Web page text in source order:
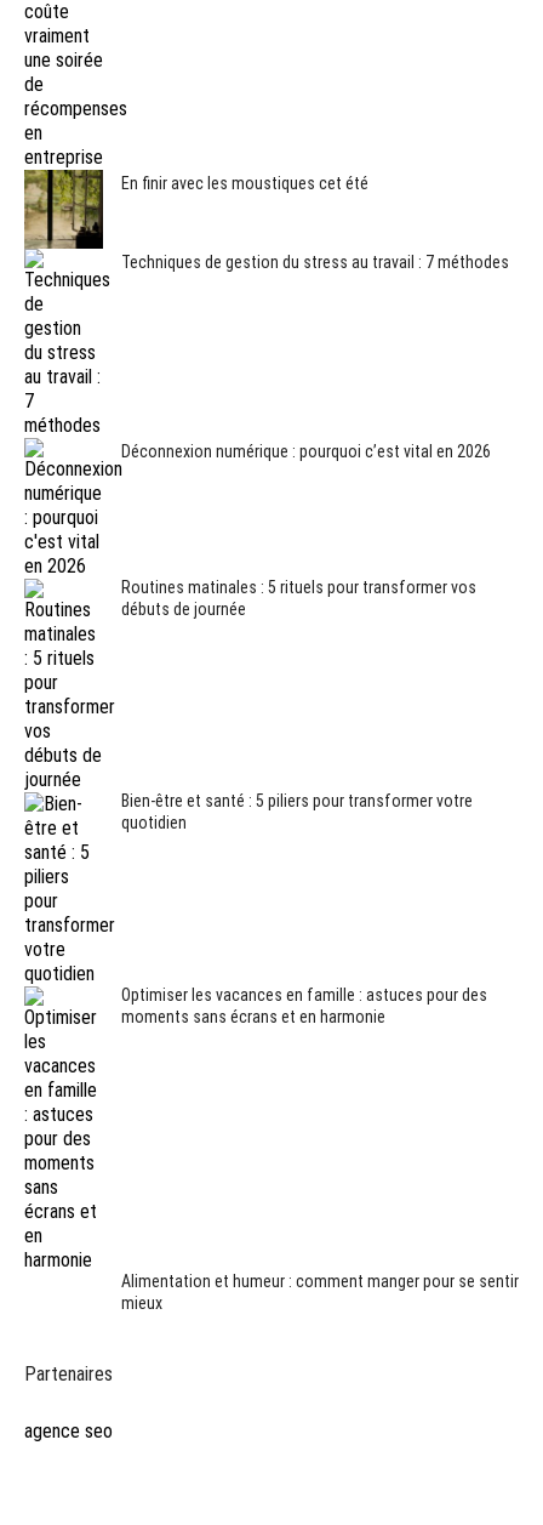
En finir avec les moustiques cet été
Techniques de gestion du stress au travail : 7 méthodes
Déconnexion numérique : pourquoi c’est vital en 2026
Routines matinales : 5 rituels pour transformer vos
débuts de journée
Bien-être et santé : 5 piliers pour transformer votre
quotidien
Optimiser les vacances en famille : astuces pour des
moments sans écrans et en harmonie
Alimentation et humeur : comment manger pour se sentir
mieux
Partenaires
agence seo